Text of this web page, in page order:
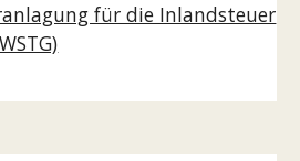
für die Inlandsteuer